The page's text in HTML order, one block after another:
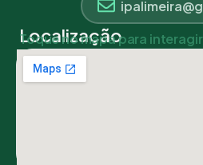
Localização
Toque no mapa para interagir